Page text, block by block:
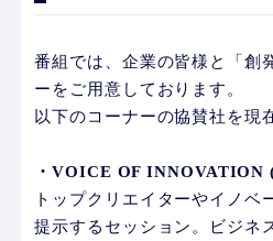
番組では、企業の皆様と「創
ーをご用意しております。
以下のコーナーの協賛社を現
・VOICE OF INNOVATION
トップクリエイターやイノベ
提示するセッション。ビジネ